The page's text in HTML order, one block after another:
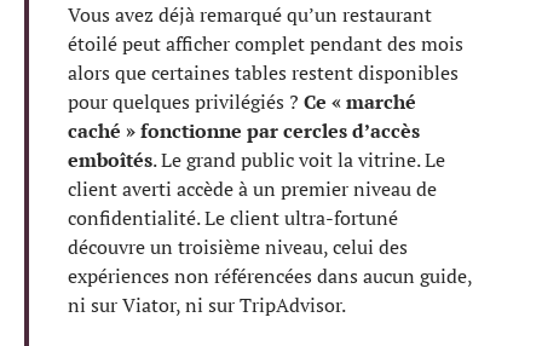
Vous avez déjà remarqué qu’un restaurant
étoilé peut afficher complet pendant des mois
alors que certaines tables restent disponibles
pour quelques privilégiés ? Ce « marché
caché » fonctionne par cercles d’accès
emboîtés. Le grand public voit la vitrine. Le
client averti accède à un premier niveau de
confidentialité. Le client ultra-fortuné
découvre un troisième niveau, celui des
expériences non référencées dans aucun guide,
ni sur Viator, ni sur TripAdvisor.